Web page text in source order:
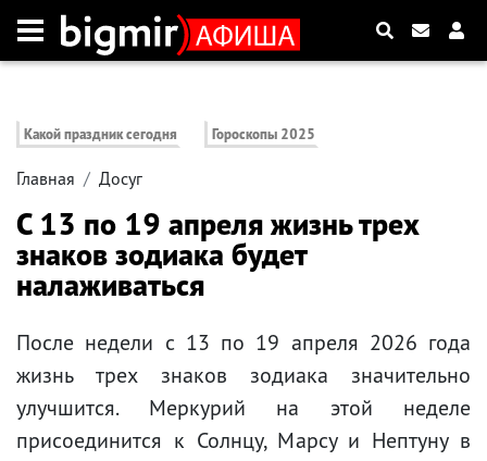
Какой праздник сегодня Гороскопы 2025
Главная Досуг
С 13 по 19 апреля жизнь трех
знаков зодиака будет
налаживаться
После недели с 13 по 19 апреля 2026 года
жизнь трех знаков зодиака значительно
улучшится. Меркурий на этой неделе
присоединится к Солнцу, Марсу и Нептуну в